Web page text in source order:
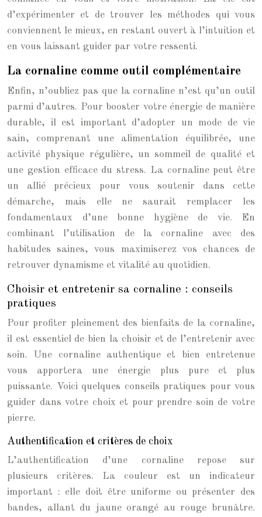
d’expérimenter et de trouver les méthodes qui vous
conviennent le mieux, en restant ouvert à l’intuition et
en vous laissant guider par votre ressenti.
La cornaline comme outil complémentaire
Enfin, n’oubliez pas que la cornaline n’est qu’un outil
parmi d’autres. Pour booster votre énergie de manière
durable, il est important d’adopter un mode de vie
sain, comprenant une alimentation équilibrée, une
activité physique régulière, un sommeil de qualité et
une gestion efficace du stress. La cornaline peut être
un allié précieux pour vous soutenir dans cette
démarche, mais elle ne saurait remplacer les
fondamentaux d’une bonne hygiène de vie. En
combinant l’utilisation de la cornaline avec des
habitudes saines, vous maximiserez vos chances de
retrouver dynamisme et vitalité au quotidien.
Choisir et entretenir sa cornaline : conseils
pratiques
Pour profiter pleinement des bienfaits de la cornaline,
il est essentiel de bien la choisir et de l’entretenir avec
soin. Une cornaline authentique et bien entretenue
vous apportera une énergie plus pure et plus
puissante. Voici quelques conseils pratiques pour vous
guider dans votre choix et pour prendre soin de votre
pierre.
Authentification et critères de choix
L’authentification d’une cornaline repose sur
plusieurs critères. La couleur est un indicateur
important : elle doit être uniforme ou présenter des
bandes, allant du jaune orangé au rouge brunâtre.